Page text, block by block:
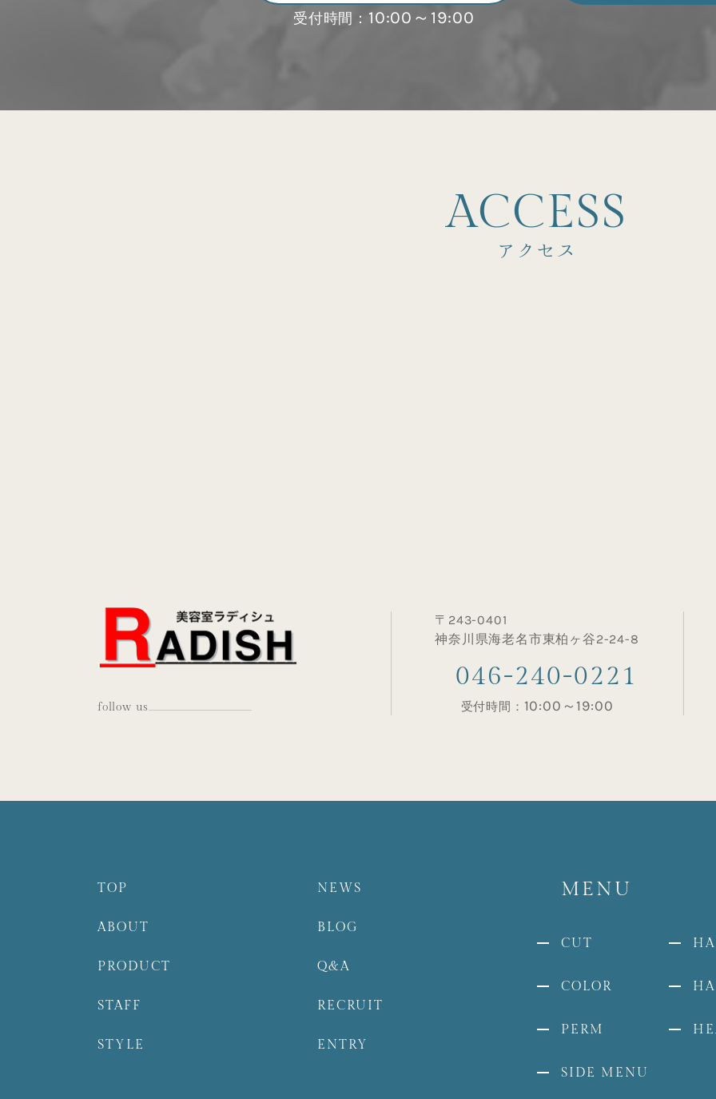
受付時間： 10:00～19:00
ACCESS
アクセス
follow us
〒243-0401
神奈川県海老名市東柏ヶ谷2-24-8
046-240-0221
受付時間： 10:00～19:00
TOP
ABOUT
PRODUCT
STAFF
STYLE
NEWS
BLOG
Q&A
RECRUIT
ENTRY
MENU
CUT
COLOR
PERM
SIDE MENU